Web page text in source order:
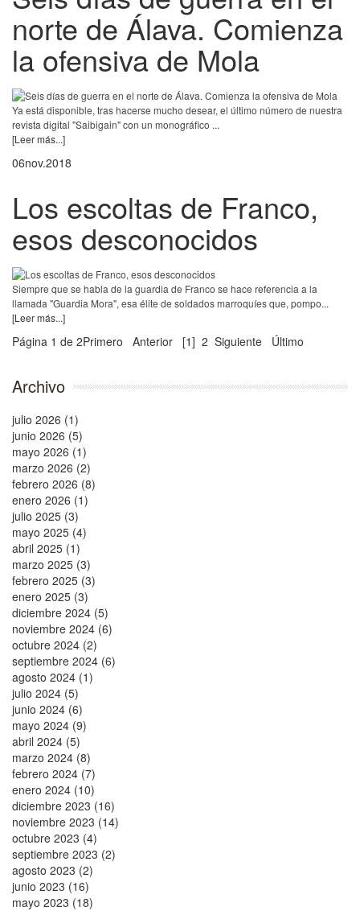
norte de Álava. Comienza
la ofensiva de Mola
Ya está disponible, tras hacerse mucho desear, el último número de nuestra
revista digital "Saibigain" con un monográfico ...
[Leer más...]
06nov.2018
Los escoltas de Franco,
esos desconocidos
Siempre que se habla de la guardia de Franco se hace referencia a la
llamada "Guardia Mora", esa élite de soldados marroquíes que, pompo...
[Leer más...]
Página 1 de 2Primero Anterior [1] 2 Siguiente Último
Archivo
julio 2026 (1)
junio 2026 (5)
mayo 2026 (1)
marzo 2026 (2)
febrero 2026 (8)
enero 2026 (1)
julio 2025 (3)
mayo 2025 (4)
abril 2025 (1)
marzo 2025 (3)
febrero 2025 (3)
enero 2025 (3)
diciembre 2024 (5)
noviembre 2024 (6)
octubre 2024 (2)
septiembre 2024 (6)
agosto 2024 (1)
julio 2024 (5)
junio 2024 (6)
mayo 2024 (9)
abril 2024 (5)
marzo 2024 (8)
febrero 2024 (7)
enero 2024 (10)
diciembre 2023 (16)
noviembre 2023 (14)
octubre 2023 (4)
septiembre 2023 (2)
agosto 2023 (2)
junio 2023 (16)
mayo 2023 (18)